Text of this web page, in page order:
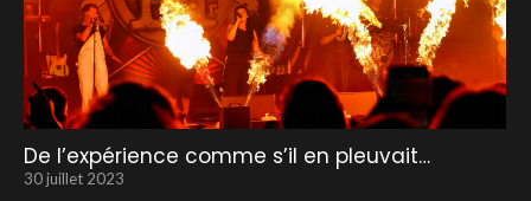
De l’expérience comme s’il en pleuvait…
30 juillet 2023